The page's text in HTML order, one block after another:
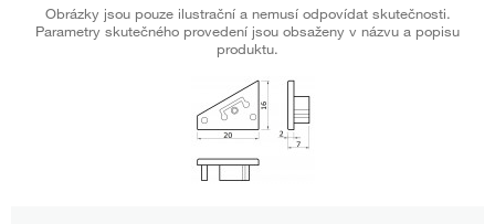
Obrázky jsou pouze ilustrační a nemusí odpovídat skutečnosti.
Parametry skutečného provedení jsou obsaženy v názvu a popisu
produktu.